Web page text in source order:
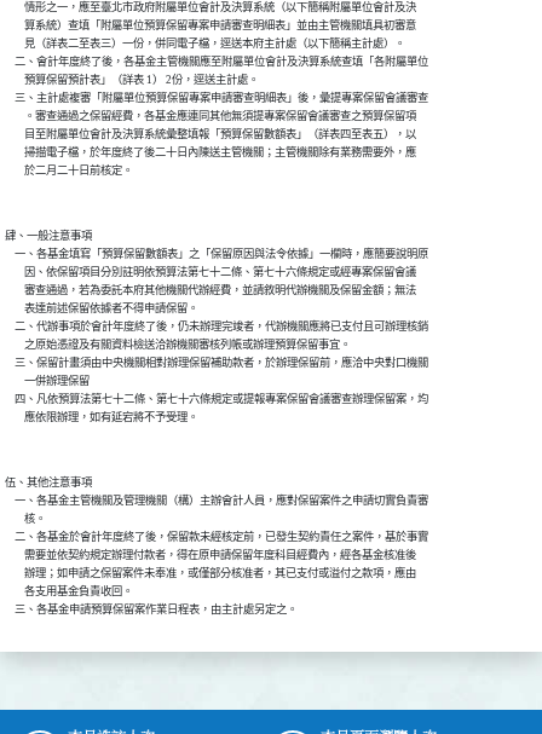
        情形之一，應至臺北市政府附屬單位會計及決算系統（以下簡稱附屬單位會計及決
        算系統）查填「附屬單位預算保留專案申請審查明細表」並由主管機關填具初審意
        見（詳表二至表三）一份，併同電子檔，逕送本府主計處（以下簡稱主計處）。
    二、會計年度終了後，各基金主管機關應至附屬單位會計及決算系統查填「各附屬單位
        預算保留預計表」（詳表 1） 2份，逕送主計處。
    三、主計處複審「附屬單位預算保留專案申請審查明細表」後，彙提專案保留會議審查
        。審查通過之保留經費，各基金應連同其他無須提專案保留會議審查之預算保留項
        目至附屬單位會計及決算系統彙整填報「預算保留數額表」（詳表四至表五），以
        掃描電子檔，於年度終了後二十日內陳送主管機關；主管機關除有業務需要外，應
肆、一般注意事項
    一、各基金填寫「預算保留數額表」之「保留原因與法令依據」一欄時，應簡要說明原
        因、依保留項目分別註明依預算法第七十二條、第七十六條規定或經專案保留會議
        審查通過，若為委託本府其他機關代辦經費，並請敘明代辦機關及保留金額；無法
        表達前述保留依據者不得申請保留。
    二、代辦事項於會計年度終了後，仍未辦理完竣者，代辦機關應將已支付且可辦理核銷
        之原始憑證及有關資料檢送洽辦機關審核列帳或辦理預算保留事宜。
    三、保留計畫須由中央機關相對辦理保留補助款者，於辦理保留前，應洽中央對口機關
        一併辦理保留
    四、凡依預算法第七十二條、第七十六條規定或提報專案保留會議審查辦理保留案，均
伍、其他注意事項
    一、各基金主管機關及管理機關（構）主辦會計人員，應對保留案件之申請切實負責審
        核。
    二、各基金於會計年度終了後，保留款未經核定前，已發生契約責任之案件，基於事實
        需要並依契約規定辦理付款者，得在原申請保留年度科目經費內，經各基金核准後
        辦理；如申請之保留案件未奉准，或僅部分核准者，其已支付或溢付之款項，應由
        各支用基金負責收回。